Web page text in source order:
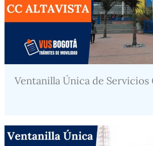
Ventanilla Única de Servicios